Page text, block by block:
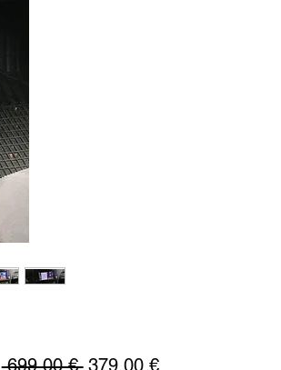
699,00 € Prezzo
379,00 €Prezzo